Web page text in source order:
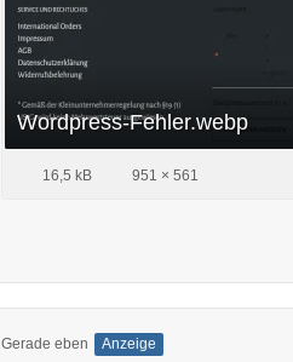
Wordpress-Fehler.webp
16,5 kB 951 × 561
Gerade eben Anzeige